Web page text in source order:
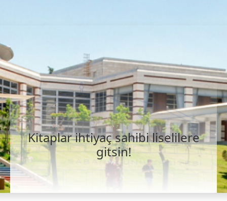
Kitaplar ihtiyaç sahibi liselilere
gitsin!